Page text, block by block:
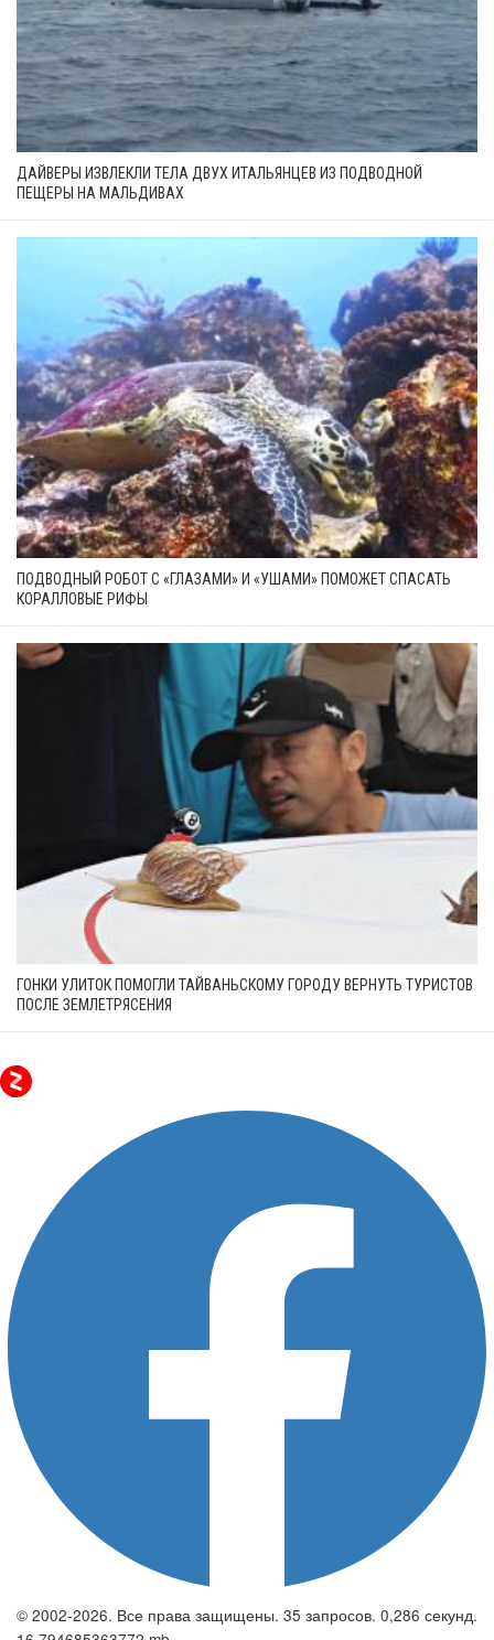
ДАЙВЕРЫ ИЗВЛЕКЛИ ТЕЛА ДВУХ ИТАЛЬЯНЦЕВ ИЗ ПОДВОДНОЙ
ПЕЩЕРЫ НА МАЛЬДИВАХ
ПОДВОДНЫЙ РОБОТ С «ГЛАЗАМИ» И «УШАМИ» ПОМОЖЕТ СПАСАТЬ
КОРАЛЛОВЫЕ РИФЫ
ГОНКИ УЛИТОК ПОМОГЛИ ТАЙВАНЬСКОМУ ГОРОДУ ВЕРНУТЬ ТУРИСТОВ
ПОСЛЕ ЗЕМЛЕТРЯСЕНИЯ
© 2002-2026. Все права защищены. 35 запросов. 0,286 секунд.